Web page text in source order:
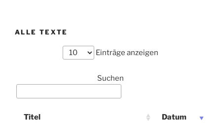
ALLE TEXTE
Einträge anzeigen
Suchen
Titel Datum